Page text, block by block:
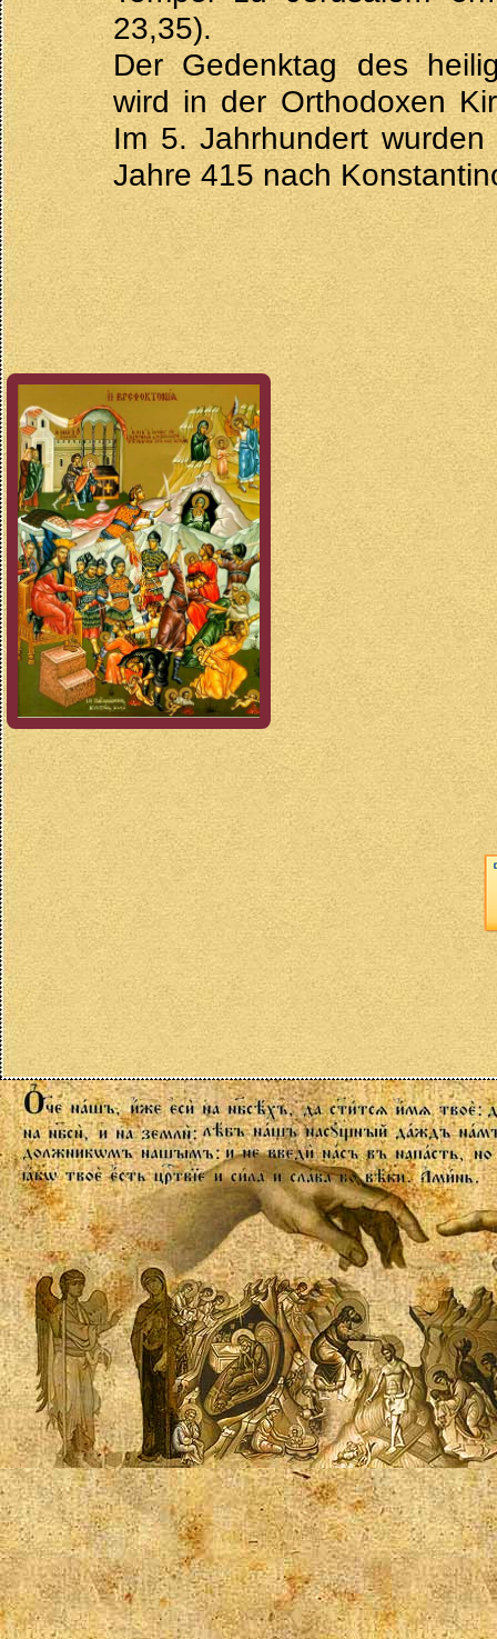
23,35).
Der Gedenktag des
wird in der Orthodoxen
Im 5. Jahrhundert
Jahre 415 nach